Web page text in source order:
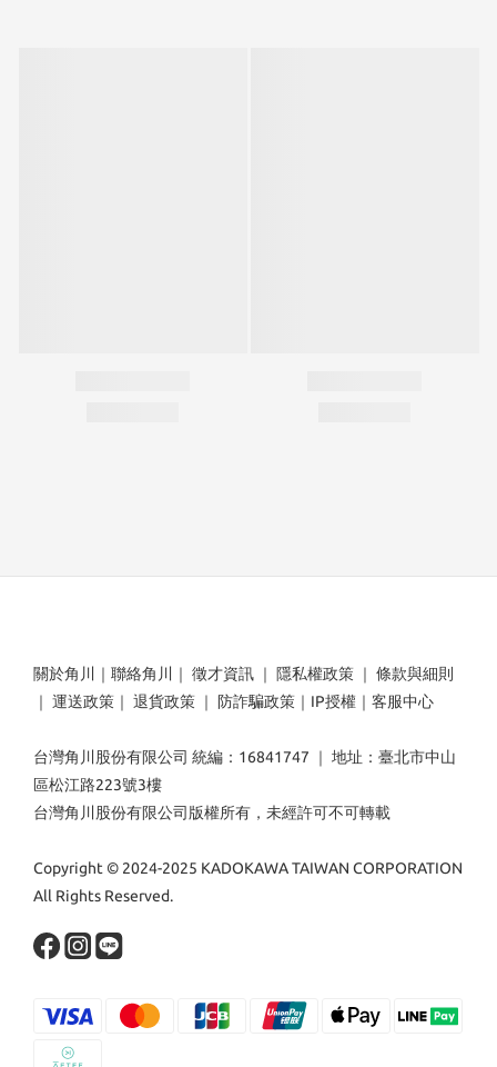
關於角川 ｜ 聯絡角川 ｜ 徵才資訊 ｜ 隱私權政策 ｜ 條款與細則
｜ 運送政策 ｜ 退貨政策 ｜ 防詐騙政策 ｜ IP授權 ｜ 客服中心
台灣角川股份有限公司 統編：16841747 ｜ 地址：臺北市中山
區松江路223號3樓
台灣角川股份有限公司版權所有，未經許可不可轉載
Copyright © 2024-2025 KADOKAWA TAIWAN CORPORATION
All Rights Reserved.